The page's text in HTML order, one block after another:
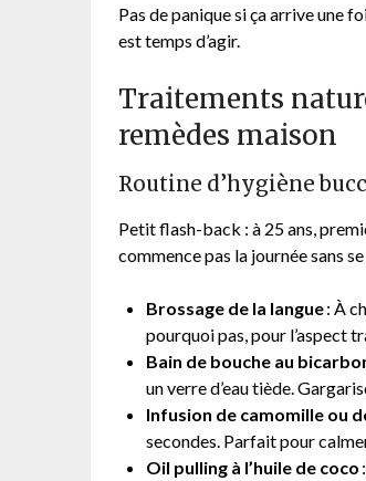
Pas de panique si ça arrive une
est temps d’agir.
Traitements
remèdes maison
Routine d’hygiène
Petit flash-back : à 25 ans,
commence pas la journée sans
Brossage de la langue: À
pourquoi pas, pour l’aspect
Bain de bouche au
un verre d’eau tiède.
Infusion de camomille ou
secondes. Parfait pour
Oil pulling à l’huile de coco